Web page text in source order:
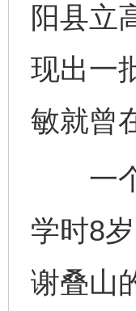
阳县立
现出一
敏就曾
一个
学时8
谢叠山